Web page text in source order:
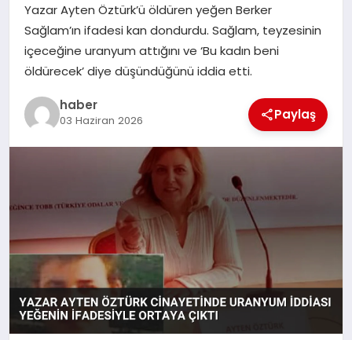
EĞITIM
TEKNOLOJI
Yazar Ayten Öztürk’ü öldüren yeğen Berker
Sağlam’ın ifadesi kan dondurdu. Sağlam, teyzesinin
içeceğine uranyum attığını ve ‘Bu kadın beni
öldürecek’ diye düşündüğünü iddia etti.
haber
03 Haziran 2026 Paylaş